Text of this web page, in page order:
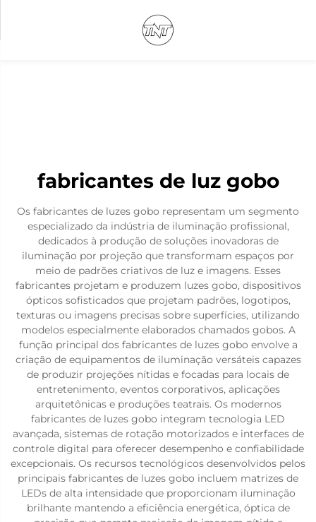
fabricantes de luz gobo
Os fabricantes de luzes gobo representam um segmento
especializado da indústria de iluminação profissional,
dedicados à produção de soluções inovadoras de
iluminação por projeção que transformam espaços por
meio de padrões criativos de luz e imagens. Esses
fabricantes projetam e produzem luzes gobo, dispositivos
ópticos sofisticados que projetam padrões, logotipos,
texturas ou imagens precisas sobre superfícies, utilizando
modelos especialmente elaborados chamados gobos. A
função principal dos fabricantes de luzes gobo envolve a
criação de equipamentos de iluminação versáteis capazes
de produzir projeções nítidas e focadas para locais de
entretenimento, eventos corporativos, aplicações
arquitetônicas e produções teatrais. Os modernos
fabricantes de luzes gobo integram tecnologia LED
avançada, sistemas de rotação motorizados e interfaces de
controle digital para oferecer desempenho e confiabilidade
excepcionais. Os recursos tecnológicos desenvolvidos pelos
principais fabricantes de luzes gobo incluem matrizes de
LEDs de alta intensidade que proporcionam iluminação
brilhante mantendo a eficiência energética, óptica de